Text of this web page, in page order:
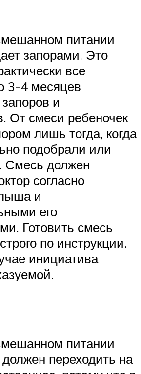
питании
запорами. Это
все
3-4 месяцев
и
От смеси ребеночек
лишь тогда, когда
подобрали или
Смесь должен
согласно
и
его
Готовить смесь
по инструкции.
инициатива
питании
переходить на